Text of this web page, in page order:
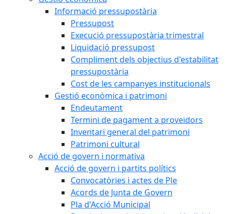
Informació pressupostària
Pressupost
Execució pressupostària trimestral
Liquidació pressupost
Compliment dels objectius d'estabilitat
pressupostària
Cost de les campanyes institucionals
Gestió econòmica i patrimoni
Endeutament
Termini de pagament a proveïdors
Inventari general del patrimoni
Patrimoni cultural
Acció de govern i normativa
Acció de govern i partits polítics
Convocatòries i actes de Ple
Acords de Junta de Govern
Pla d'Acció Municipal